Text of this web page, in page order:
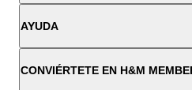
AYUDA
CONVIÉRTETE EN H&M